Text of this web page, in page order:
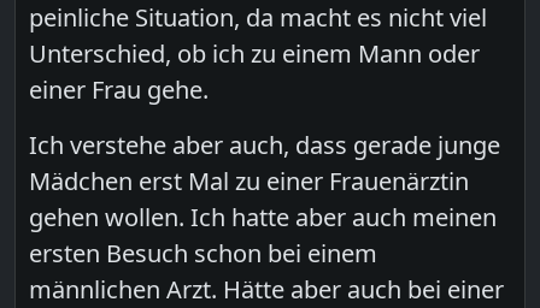
peinliche Situation, da macht es nicht viel
Unterschied, ob ich zu einem Mann oder
einer Frau gehe.
Ich verstehe aber auch, dass gerade junge
Mädchen erst Mal zu einer Frauenärztin
gehen wollen. Ich hatte aber auch meinen
ersten Besuch schon bei einem
männlichen Arzt. Hätte aber auch bei einer